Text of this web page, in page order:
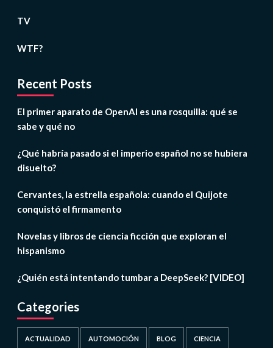
TV
WTF?
Recent Posts
El primer aparato de OpenAI es una rosquilla: qué se
sabe y qué no
¿Qué habría pasado si el imperio español no se hubiera
disuelto?
Cervantes, la estrella española: cuando el Quijote
conquistó el firmamento
Novelas y libros de ciencia ficción que exploran el
hispanismo
¿Quién está intentando tumbar a DeepSeek? [VIDEO]
Categories
ACTUALIDAD AUTOMOCIÓN BLOG CIENCIA